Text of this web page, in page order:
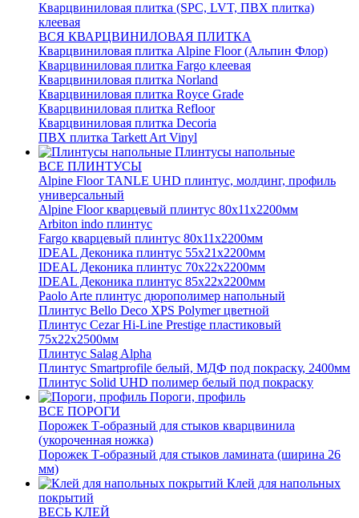
Кварцвиниловая плитка (SPC, LVT, ПВХ плитка)
клеевая
ВСЯ КВАРЦВИНИЛОВАЯ ПЛИТКА
Кварцвиниловая плитка Alpine Floor (Альпин Флор)
Кварцвиниловая плитка Fargo клеевая
Кварцвиниловая плитка Norland
Кварцвиниловая плитка Royce Grade
Кварцвиниловая плитка Refloor
Кварцвиниловая плитка Decoria
ПВХ плитка Tarkett Art Vinyl
Плинтусы напольные
ВСЕ ПЛИНТУСЫ
Alpine Floor TANLE UHD плинтус, молдинг, профиль
универсальный
Alpine Floor кварцевый плинтус 80х11х2200мм
Arbiton indo плинтус
Fargo кварцевый плинтус 80х11х2200мм
IDEAL Деконика плинтус 55х21х2200мм
IDEAL Деконика плинтус 70х22х2200мм
IDEAL Деконика плинтус 85х22х2200мм
Paolo Arte плинтус дюрополимер напольный
Плинтус Bello Deco XPS Polymer цветной
Плинтус Cezar Hi-Line Prestige пластиковый
75х22х2500мм
Плинтус Salag Alpha
Плинтус Smartprofile белый, МДФ под покраску, 2400мм
Плинтус Solid UHD полимер белый под покраску
Пороги, профиль
ВСЕ ПОРОГИ
Порожек Т-образный для стыков кварцвинила
(укороченная ножка)
Порожек Т-образный для стыков ламината (ширина 26
мм)
Клей для напольных
покрытий
ВЕСЬ КЛЕЙ